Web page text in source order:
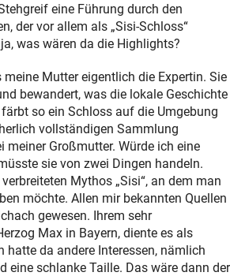
eine Führung durch den
der vor allem als „Sisi-Schloss“
was wären da die Highlights?
Mutter eigentlich die Expertin. Sie
bewandert, was die lokale Geschichte
so ein Schloss auf die Umgebung
vollständigen Sammlung
meiner Großmutter. Würde ich eine
sie von zwei Dingen handeln.
Mythos „Sisi“, an dem man
möchte. Allen mir bekannten Quellen
gewesen. Ihrem sehr
Max in Bayern, diente es als
hatte da andere Interessen, nämlich
eine schlanke Taille. Das wäre dann der